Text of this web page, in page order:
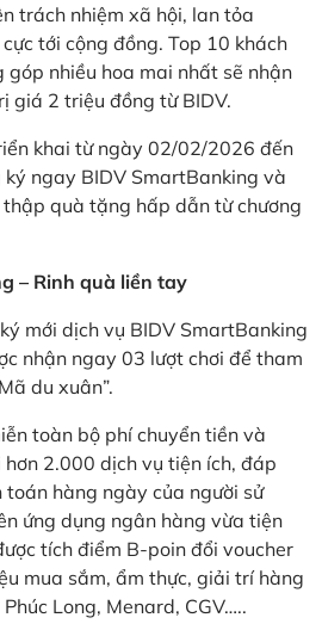
trách nhiệm xã hội, lan tỏa
tới cộng đồng. Top 10 khách
nhiều hoa mai nhất sẽ nhận
giá 2 triệu đồng từ BIDV.
khai từ ngày 02/02/2026 đến
ngay BIDV SmartBanking và
quà tặng hấp dẫn từ chương
– Rinh quà liền tay
mới dịch vụ BIDV SmartBanking
nhận ngay 03 lượt chơi để tham
du xuân”.
toàn bộ phí chuyển tiền và
2.000 dịch vụ tiện ích, đáp
toán hàng ngày của người sử
ứng dụng ngân hàng vừa tiện
tích điểm B-poin đổi voucher
mua sắm, ẩm thực, giải trí hàng
Long, Menard, CGV…..